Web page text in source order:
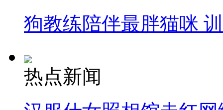
狗教练陪伴最胖猫咪
热点新闻